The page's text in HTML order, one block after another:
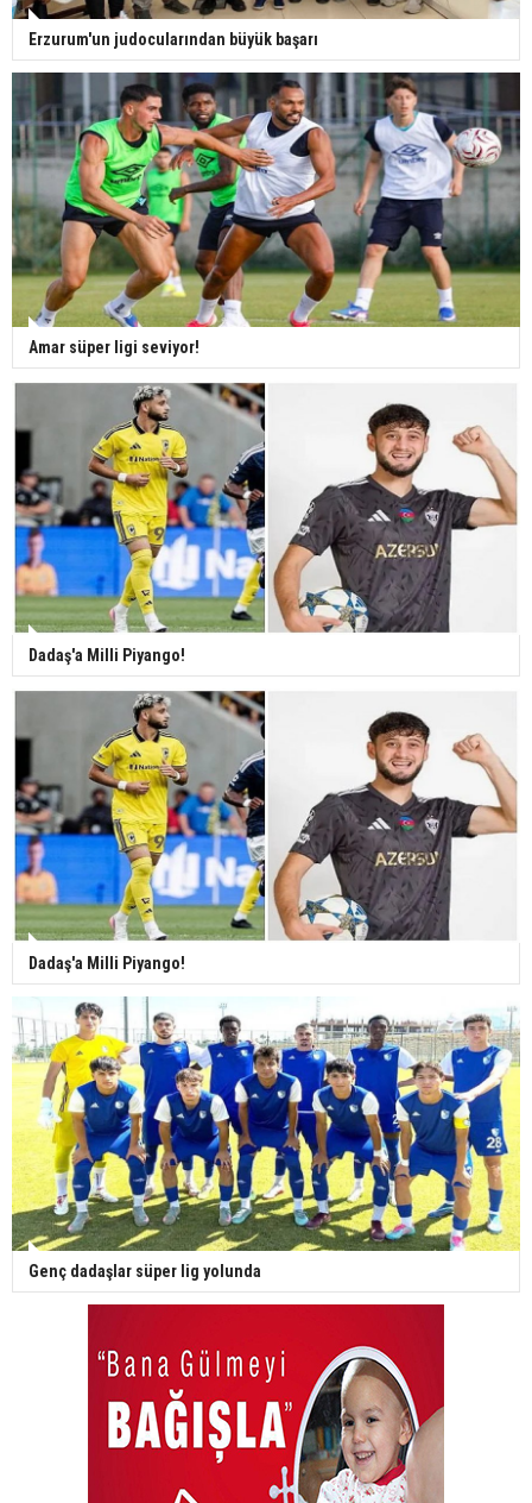
Erzurum'un judocularından büyük başarı
Amar süper ligi seviyor!
Dadaş'a Milli Piyango!
Dadaş'a Milli Piyango!
Genç dadaşlar süper lig yolunda